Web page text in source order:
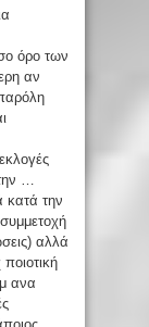
όρο των
αν
…
κατά την
αλλά
ανα